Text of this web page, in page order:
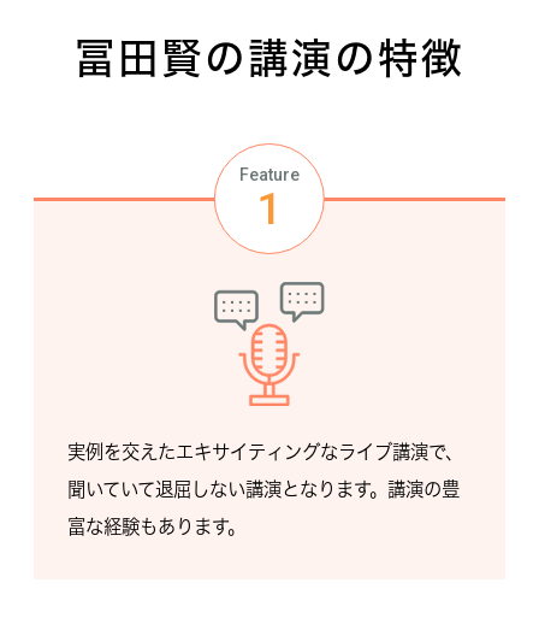
冨田賢の講演の特徴
Feature
1
実例を交えたエキサイティングなライブ講演で、
聞いていて退屈しない講演となります。講演の豊
富な経験もあります。